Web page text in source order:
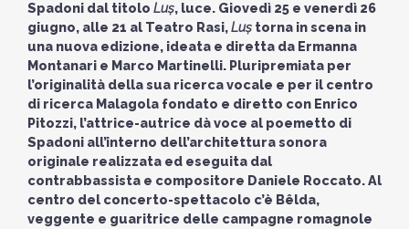
Spadoni dal titolo Luṣ, luce. Giovedì 25 e venerdì 26
giugno, alle 21 al Teatro Rasi,Luṣ torna in scena in
una nuova edizione, ideata e diretta da Ermanna
Montanari e Marco Martinelli. Pluripremiata per
l’originalità della sua ricerca vocale e per il centro
di ricerca Malagola fondato e diretto con Enrico
Pitozzi, l’attrice-autrice dà voce al poemetto di
Spadoni all’interno dell’architettura sonora
originale realizzata ed eseguita dal
contrabbassista e compositore Daniele Roccato. Al
centro del concerto-spettacolo c’è Bêlda,
veggente e guaritrice delle campagne romagnole